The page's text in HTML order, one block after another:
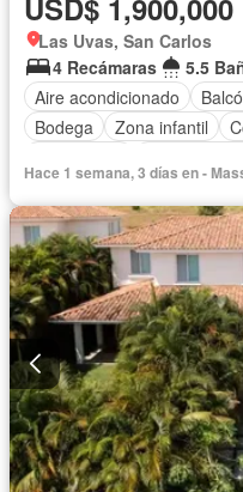
USD$ 1,900,000
Las Uvas, San Carlos
4 Recámaras
5.5
Aire acondicionado
Bodega
Zona infantil
Cuarto de servicio
Hace 1 semana, 3 días en -